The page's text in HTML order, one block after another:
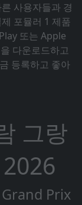
사용자들과 경
포뮬러 1 제품
또는 Apple
을 다운로드하고
등록하고 좋아
그랑
Prix